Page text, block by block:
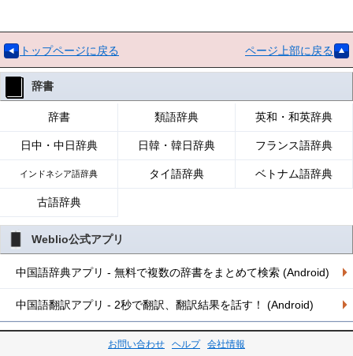
トップページに戻る ページ上部に戻る
辞書
辞書 類語辞典 英和・和英辞典
日中・中日辞典 日韓・韓日辞典 フランス語辞典
インドネシア語辞典 タイ語辞典 ベトナム語辞典
古語辞典
Weblio公式アプリ
中国語辞典アプリ - 無料で複数の辞書をまとめて検索 (Android)
中国語翻訳アプリ - 2秒で翻訳、翻訳結果を話す！ (Android)
お問い合わせ ヘルプ 会社情報